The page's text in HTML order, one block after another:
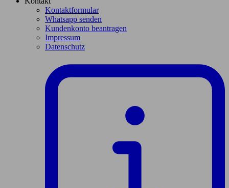
Kontaktformular
Whatsapp senden
Kundenkonto beantragen
Impressum
Datenschutz